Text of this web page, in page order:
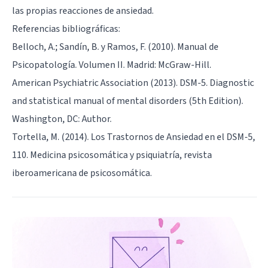
las propias reacciones de ansiedad.
Referencias bibliográficas:
Belloch, A.; Sandín, B. y Ramos, F. (2010). Manual de
Psicopatología. Volumen II. Madrid: McGraw-Hill.
American Psychiatric Association (2013). DSM-5. Diagnostic
and statistical manual of mental disorders (5th Edition).
Washington, DC: Author.
Tortella, M. (2014). Los Trastornos de Ansiedad en el DSM-5,
110. Medicina psicosomática y psiquiatría, revista
iberoamericana de psicosomática.